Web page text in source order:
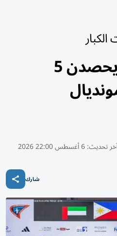
بنات الإمارات يحصدن 5
تحديث:6 أغسطس 22:00 2026
شارك